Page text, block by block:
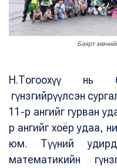
Баярт
Н.Тогоохүү нь
гүнзгийрүүлсэн
11-р ангийг гурван
р ангийг хоёр удаа,
юм. Түүний
математикийн